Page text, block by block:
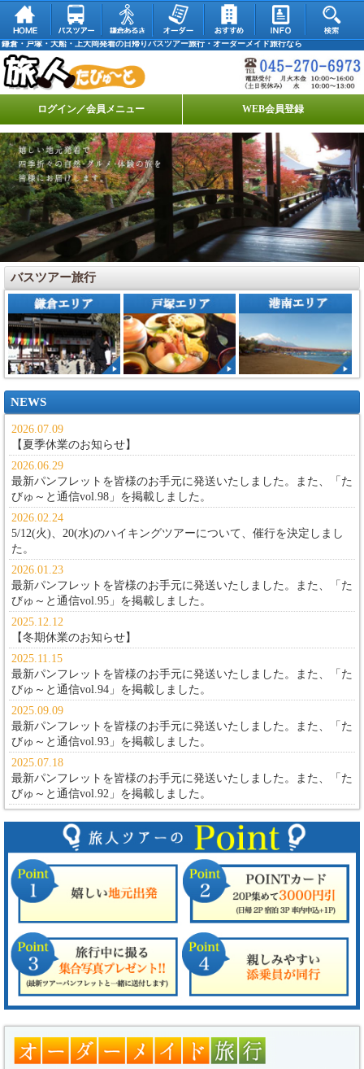
鎌倉・戸塚・大船・上大岡発着の日帰りバスツアー旅行・オーダーメイド旅行なら
ログイン／会員メニュー WEB会員登録
バスツアー旅行
NEWS
2026.07.09
【夏季休業のお知らせ】
2026.06.29
最新パンフレットを皆様のお手元に発送いたしました。また、
「た
びゅ～と通信vol.98」 を掲載しました。
2026.02.24
5/12(火)、20(水)のハイキングツアーについて、催行を決定しまし
た。
2026.01.23
最新パンフレットを皆様のお手元に発送いたしました。また、
「た
びゅ～と通信vol.95」 を掲載しました。
2025.12.12
【冬期休業のお知らせ】
2025.11.15
最新パンフレットを皆様のお手元に発送いたしました。また、
「た
びゅ～と通信vol.94」 を掲載しました。
2025.09.09
最新パンフレットを皆様のお手元に発送いたしました。また、
「た
びゅ～と通信vol.93」 を掲載しました。
2025.07.18
最新パンフレットを皆様のお手元に発送いたしました。また、
「た
びゅ～と通信vol.92」 を掲載しました。